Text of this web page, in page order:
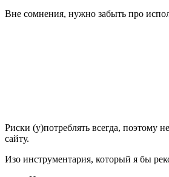
Вне сомнения, нужно забыть про
Риски (у)потреблять всегда, поэтому
сайту.
Изо инструментария, который я бы